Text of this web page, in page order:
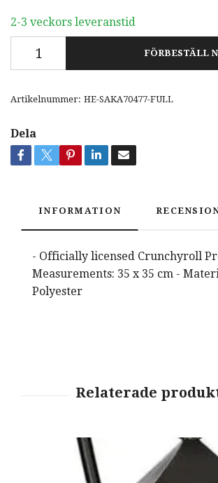
2-3 veckors leveranstid
FÖRBESTÄLL
Artikelnummer: HE-SAKA70477-FULL
Dela
INFORMATION
- Officially licensed Crunchyroll
Measurements: 35 x 35 cm -
Polyester